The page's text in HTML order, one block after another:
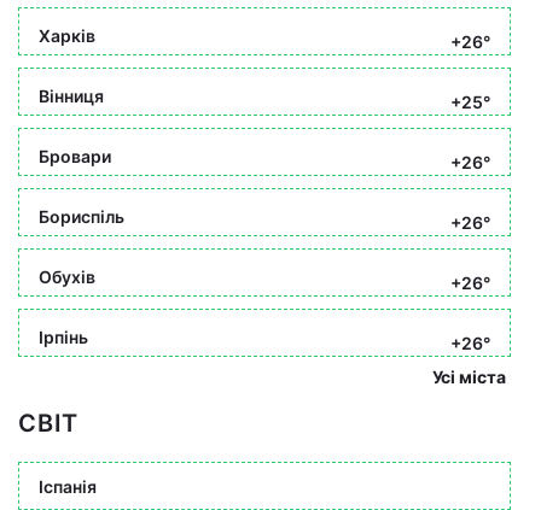
Харків +26°
Вінниця +25°
Бровари +26°
Бориспіль +26°
Обухів +26°
Ірпінь
+26°
Усі міста
СВІТ
Іспанія